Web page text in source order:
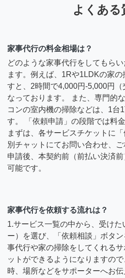
よくある
家事代行の料金相場は？
どのような家事代行をしてもら
ます。例えば、1Rや1LDKの家
すと、2時間で4,000円-5,000円
なっております。 また、専門的
コンの室内機の掃除などは、1台
す。 「依頼申請」の段階では料
まずは、各サービスチケットに
別チャットにてお問い合わせ、
申請後、本契約前（前払い決済
可能です。
家事代行を依頼する流れは？
1.サービス一覧の中から、受けた
ー）を選び、「依頼相談」ボタ
事代行や家の掃除をしてくれる
ットができるようになりますの
時、場所などをサポーターへお